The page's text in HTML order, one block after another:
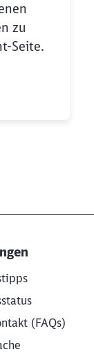
zu
Seite.
(FAQs)